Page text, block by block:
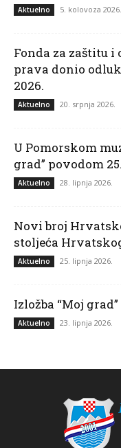
Aktuelno 5. kolovoza 2026.
Fonda za zaštitu
prava donio
2026.
Aktuelno 20. srpnja 2026.
U Pomorskom
grad” povodom
Aktuelno 28. lipnja 2026.
Novi broj
stoljeća
Aktuelno 25. lipnja 2026.
Izložba “Moj
Aktuelno 23. lipnja 2026.